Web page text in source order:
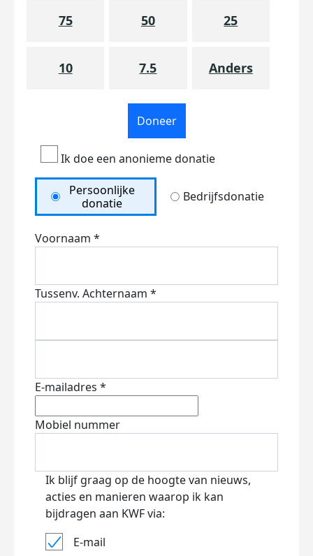
75 50 25
10 7.5 Anders
Doneer
Ik doe een anonieme donatie
Persoonlijke
donatie
Bedrijfsdonatie
Voornaam *
Tussenv. Achternaam *
E-mailadres *
Mobiel nummer
Ik blijf graag op de hoogte van nieuws,
acties en manieren waarop ik kan
bijdragen aan KWF via:
E-mail